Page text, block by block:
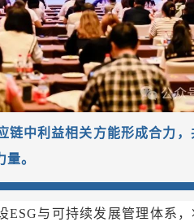
链中利益相关方能形成合力
。
ESG与可持续发展管理体系